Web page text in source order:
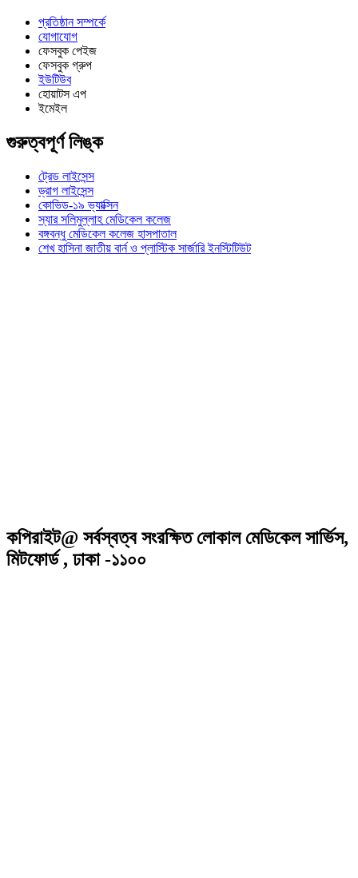
প্রতিষ্ঠান সম্পর্কে
যোগাযোগ
ফেসবুক পেইজ
ফেসবুক গ্রুপ
ইউটিউব
হোয়াটস এপ
ইমেইল
গুরুত্বপূর্ণ লিঙ্ক
ট্রেড লাইসেন্স
ড্রাগ লাইসেন্স
কোভিড-১৯ ভ্যাক্সিন
স্যার সলিমুল্লাহ মেডিকেল কলেজ
বঙ্গবন্ধু মেডিকেল কলেজ হাসপাতাল
শেখ হাসিনা জাতীয় বার্ন ও প্লাস্টিক সার্জারি ইনস্টিটিউট
কপিরাইট@ সর্বস্বত্ব সংরক্ষিত লোকাল মেডিকেল সার্ভিস,
মিটফোর্ড , ঢাকা -১১০০